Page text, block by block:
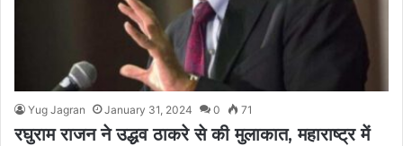
Yug Jagran January 31, 2024 0 71
रघुराम राजन ने उद्धव ठाकरे से की मुलाकात, महाराष्ट्र में